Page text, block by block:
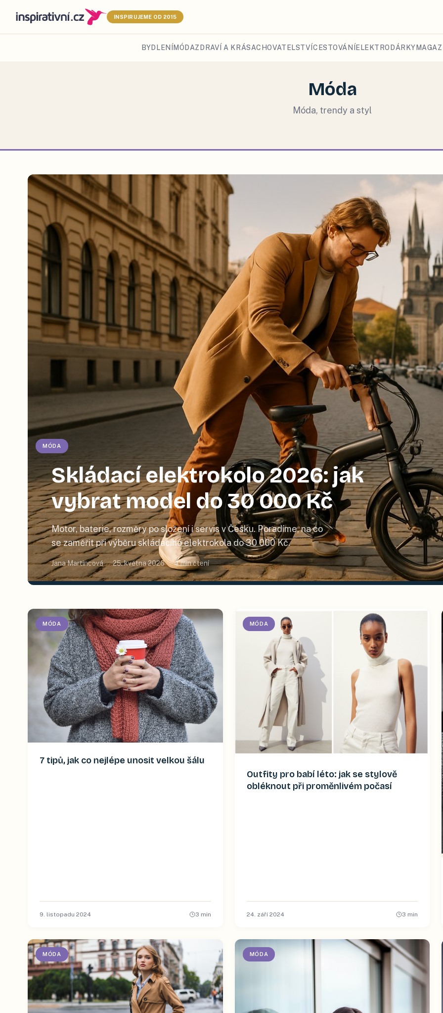
INSPIRUJEME OD 2015
BYDLENÍ MÓDAZDRAVÍ A KRÁSACHOVATELSTVÍCESTOVÁNÍ ELEKTRO DÁRKY
Móda
Móda, trendy a styl
MÓDA
Skládací elektrokolo 2026: jak
vybrat model do 30 000 Kč
Motor, baterie, rozměry po složení i servis v Česku. Poradíme, na co
se zaměřit při výběru skládacího elektrokola do 30 000 Kč.
Jana Martincová 25. května 2026 4min čtení
MÓDA
7 tipů, jak co nejlépe unosit velkou šálu
9. listopadu 2024 3 min
MÓDA
Outfity pro babí léto: jak se stylově
obléknout při proměnlivém počasí
24. září 2024 3 min
MÓDA MÓDA